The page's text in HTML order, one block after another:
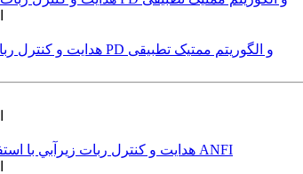
هدایت و کنترل ربات زیرآبی توسط کنترلر PD و الگوریتم ممتیک تطبیقی